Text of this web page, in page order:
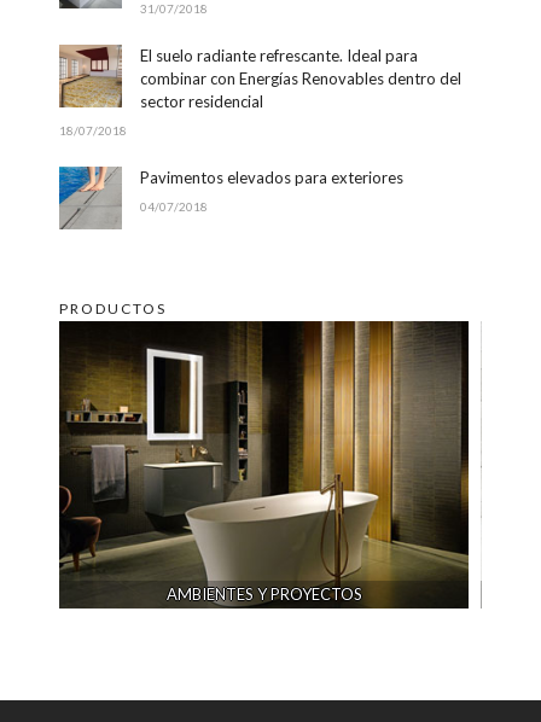
31/07/2018
El suelo radiante refrescante. Ideal para
combinar con Energías Renovables dentro del
sector residencial
18/07/2018
Pavimentos elevados para exteriores
04/07/2018
PRODUCTOS